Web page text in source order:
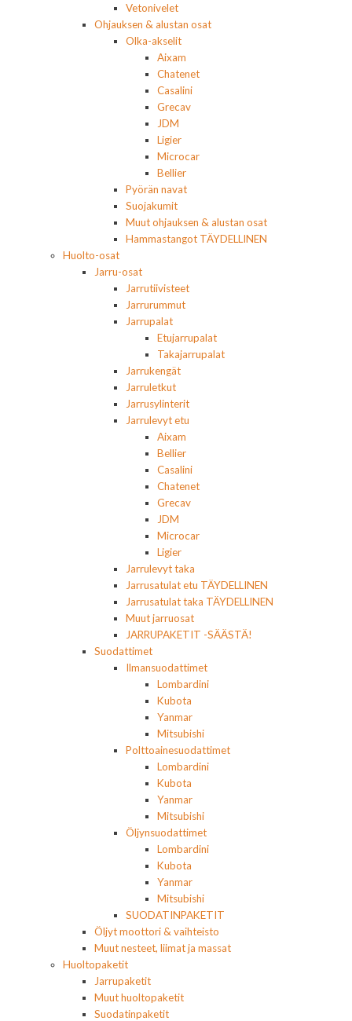
Vetonivelet
Ohjauksen & alustan osat
Olka-akselit
Aixam
Chatenet
Casalini
Grecav
JDM
Ligier
Microcar
Bellier
Pyörän navat
Suojakumit
Muut ohjauksen & alustan osat
Hammastangot TÄYDELLINEN
Huolto-osat
Jarru-osat
Jarrutiivisteet
Jarrurummut
Jarrupalat
Etujarrupalat
Takajarrupalat
Jarrukengät
Jarruletkut
Jarrusylinterit
Jarrulevyt etu
Aixam
Bellier
Casalini
Chatenet
Grecav
JDM
Microcar
Ligier
Jarrulevyt taka
Jarrusatulat etu TÄYDELLINEN
Jarrusatulat taka TÄYDELLINEN
Muut jarruosat
JARRUPAKETIT -SÄÄSTÄ!
Suodattimet
Ilmansuodattimet
Lombardini
Kubota
Yanmar
Mitsubishi
Polttoainesuodattimet
Lombardini
Kubota
Yanmar
Mitsubishi
Öljynsuodattimet
Lombardini
Kubota
Yanmar
Mitsubishi
SUODATINPAKETIT
Öljyt moottori & vaihteisto
Muut nesteet, liimat ja massat
Huoltopaketit
Jarrupaketit
Muut huoltopaketit
Suodatinpaketit